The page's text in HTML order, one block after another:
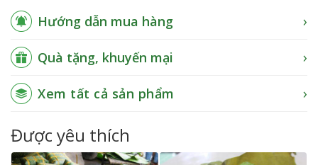
Hướng dẫn mua hàng
Quà tặng, khuyến mại
Xem tất cả sản phẩm
Được yêu thích